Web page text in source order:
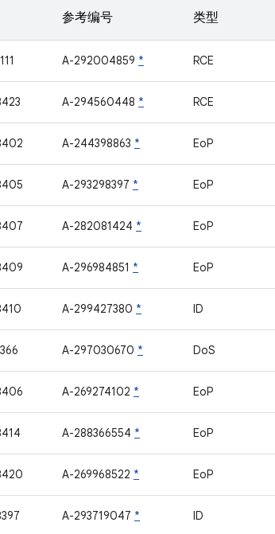
参考编号 类型
A-292004859 * RCE
A-294560448 * RCE
A-244398863 * EoP
A-293298397 * EoP
A-282081424 * EoP
A-296984851 * EoP
A-299427380 * ID
A-297030670 * DoS
A-269274102 * EoP
A-288366554 * EoP
A-269968522 * EoP
A-293719047 * ID